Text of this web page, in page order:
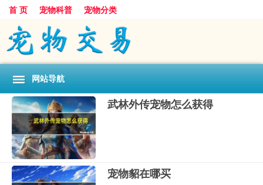
首 页 宠物科普 宠物分类
网站导航
武林外传宠物怎么获得
宠物貂在哪买